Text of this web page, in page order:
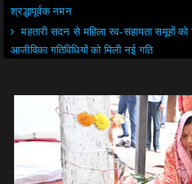
श्रद्धापूर्वक नमन
महतारी सदन से महिला स्व-सहायता समूहों
आजीविका गतिविधियों को मिली नई गति